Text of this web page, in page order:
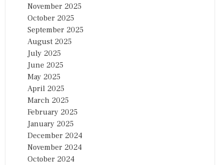
November 2025
October 2025
September 2025
August 2025
July 2025
June 2025
May 2025
April 2025
March 2025
February 2025
January 2025
December 2024
November 2024
October 2024